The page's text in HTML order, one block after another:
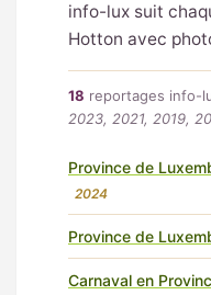
info-lux suit
Hotton avec
18 reportages info-
2023, 2021, 2019,
Province de
2024
Province de
Carnaval en